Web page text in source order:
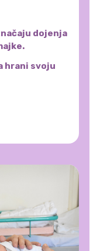
dojenja
hrani svoju